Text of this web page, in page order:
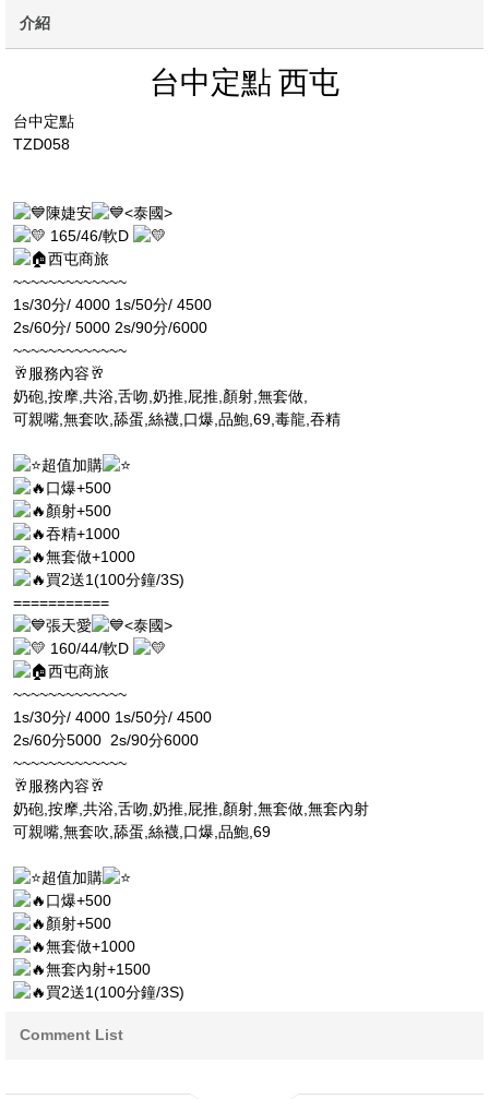
介紹
台中定點 西屯
台中定點
TZD058
陳婕安
<泰國>
165/46/軟D
西屯商旅
~~~~~~~~~~~~~
1s/30分/ 4000 1s/50分/ 4500
2s/60分/ 5000 2s/90分/6000
~~~~~~~~~~~~~
🥂服務內容🥂
奶砲,按摩,共浴,舌吻,奶推,屁推,顏射,無套做,
可親嘴,無套吹,舔蛋,絲襪,口爆,品鮑,69,毒龍,吞精
超值加購
口爆+500
顏射+500
吞精+1000
無套做+1000
買2送1(100分鐘/3S)
===========
張天愛
<泰國>
160/44/軟D
西屯商旅
~~~~~~~~~~~~~
1s/30分/ 4000 1s/50分/ 4500
2s/60分5000 2s/90分6000
~~~~~~~~~~~~~
🥂服務內容🥂
奶砲,按摩,共浴,舌吻,奶推,屁推,顏射,無套做,無套內射
可親嘴,無套吹,舔蛋,絲襪,口爆,品鮑,69
超值加購
口爆+500
顏射+500
無套做+1000
無套內射+1500
買2送1(100分鐘/3S)
Comment List